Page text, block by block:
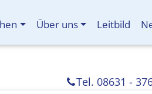
Über uns Leitbild
Tel. 08631 -